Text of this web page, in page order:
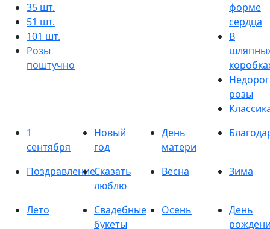
35 шт.
51 шт.
101 шт.
Розы
поштучно
форме
сердца
В
розы
1
сентября
Новый
год
День
матери
ПоздравлениеСказать
люблю
Весна Зима
Лето
Свадебные
букеты
Осень
День